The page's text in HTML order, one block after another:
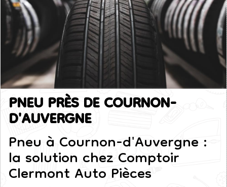
PNEU PRÈS DE COURNON-
D'AUVERGNE
Pneu à Cournon-d'Auvergne :
la solution chez Comptoir
Clermont Auto Pièces